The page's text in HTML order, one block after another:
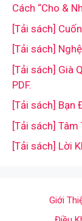
Cách “Cho &
[Tải sách]
[Tải sách]
[Tải sách] Già
PDF.
[Tải sách] Bạn
[Tải sách] Tâm
[Tải sách] Lời
Giới